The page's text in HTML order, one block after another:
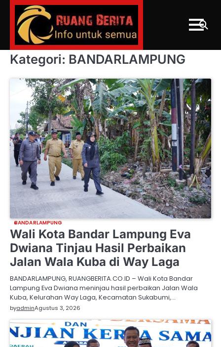
Skip
content
Kategori: BANDARLAMPUNG
BANDARLAMPUNG
Wali Kota Bandar Lampung Eva
Dwiana Tinjau Hasil Perbaikan
Jalan Wala Kuba di Way Laga
BANDARLAMPUNG, RUANGBERITA.CO.ID – Wali Kota Bandar
Lampung Eva Dwiana meninjau hasil perbaikan Jalan Wala
Kuba, Kelurahan Way Laga, Kecamatan Sukabumi,…
byadminAgustus 3, 2026